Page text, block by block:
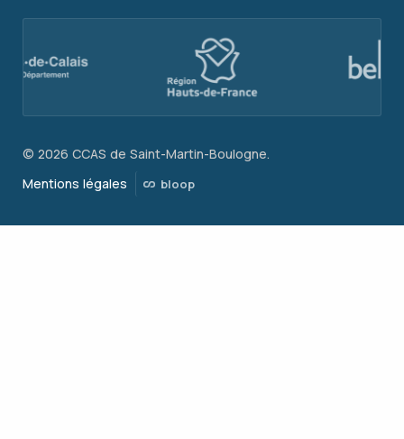
© 2026 CCAS de Saint-Martin-Boulogne.
Mentions légales
bloop